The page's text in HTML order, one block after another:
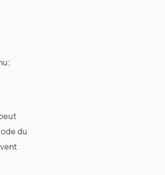
du